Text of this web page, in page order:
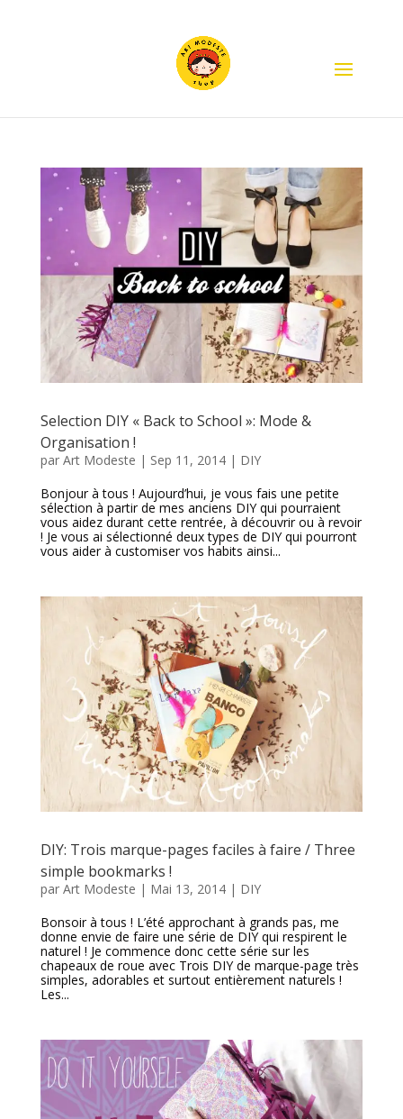
Selection DIY « Back to School »: Mode &
Organisation !
par Art Modeste | Sep 11, 2014| DIY
Bonjour à tous ! Aujourd’hui, je vous fais une petite
sélection à partir de mes anciens DIY qui pourraient
vous aidez durant cette rentrée, à découvrir ou à revoir
! Je vous ai sélectionné deux types de DIY qui pourront
vous aider à customiser vos habits ainsi...
DIY: Trois marque-pages faciles à faire / Three
simple bookmarks !
par Art Modeste | Mai 13, 2014| DIY
Bonsoir à tous ! L’été approchant à grands pas, me
donne envie de faire une série de DIY qui respirent le
naturel ! Je commence donc cette série sur les
chapeaux de roue avec Trois DIY de marque-page très
simples, adorables et surtout entièrement naturels !
Les...